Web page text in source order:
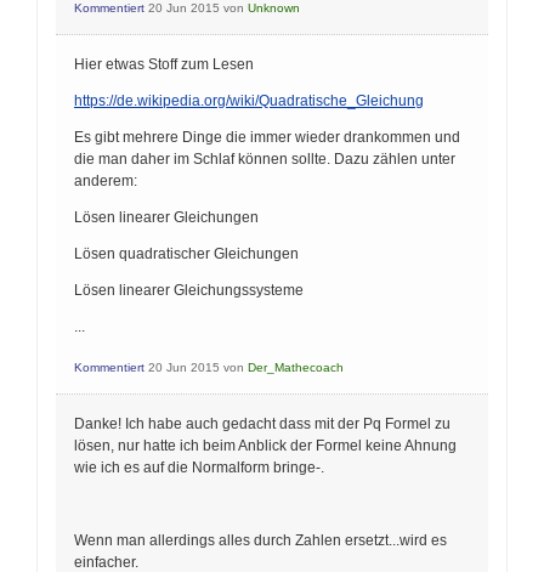
Kommentiert 20 Jun 2015 von Unknown
Hier etwas Stoff zum Lesen
https://de.wikipedia.org/wiki/Quadratische_Gleichung
Es gibt mehrere Dinge die immer wieder drankommen und
die man daher im Schlaf können sollte. Dazu zählen unter
anderem:
Lösen linearer Gleichungen
Lösen quadratischer Gleichungen
Lösen linearer Gleichungssysteme
Kommentiert 20 Jun 2015 von Der_Mathecoach
Danke! Ich habe auch gedacht dass mit der Pq Formel zu
lösen, nur hatte ich beim Anblick der Formel keine Ahnung
wie ich es auf die Normalform bringe-.
Wenn man allerdings alles durch Zahlen ersetzt...wird es
einfacher.